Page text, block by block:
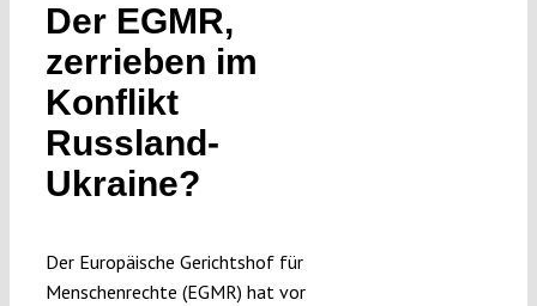
Verfassungs
editorial
Funding
Der EGMR,
zerrieben im
Konflikt
Russland-
Ukraine?
Der Europäische Gerichtshof für
Menschenrechte (EGMR) hat vor